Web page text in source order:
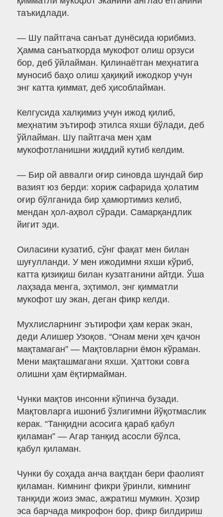
таъкидлади.
— Шу пайтгача санъат дунёсида юрибмиз.
Ҳамма санъаткорда мукофот олиш орзуси
бор, деб ўйлайман. Қилинаётган меҳнатига
муносиб баҳо олиш ҳақиқий ижодкор учун
энг катта қиммат, деб ҳисоблайман.
Келгусида халқимиз учун ижод қилиб,
меҳнатим эътироф этилса яхши бўлади, деб
ўйлайман. Шу пайтгача мен ҳам
мукофотланишни жиддий кутиб келдим.
— Бир ой аввалги оғир синовда шундай бир
вазият юз берди: хориж сафарида ҳолатим
оғир бўлганида бир ҳамюртимиз келиб,
мендан ҳол-аҳвол сўради. Самарқандлик
йигит эди.
Оиласини кузатиб, сўнг фақат мен билан
шуғулланди. У мен ижодимни яхши кўриб,
катта қизиқиш билан кузатганини айтди. Ўша
лаҳзада менга, эҳтимол, энг қимматли
мукофот шу экан, деган фикр келди.
Мухлисларнинг эътирофи ҳам керак экан,
деди Алишер Узоқов. “Онам мени ҳеч қачон
мақтамаган” — Мақтовларни ёмон кўраман.
Мени мақташмагани яхши. Ҳаттоки совға
олишни ҳам ёқтирмайман.
Чунки мақтов инсонни кўпинча бузади.
Мақтовларга ишониб ўзлигимни йўқотмаслик
керак. “Танқидни асосига қараб қабул
қиламан” — Агар танқид асосли бўлса,
қабул қиламан.
Чунки бу соҳада анча вақтдан бери фаолият
қиламан. Кимнинг фикри ўринли, кимнинг
танқиди жоиз эмас, ажратиш мумкин. Ҳозир
эса барчада микрофон бор, фикр билдириш